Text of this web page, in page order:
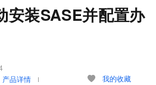
安装SASE并配置办
产品详情 我的收藏